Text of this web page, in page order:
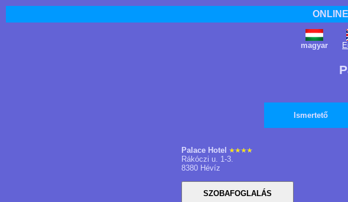
magyar
Ismertető
Palace Hotel
Rákóczi u. 1-3.
8380 Hévíz